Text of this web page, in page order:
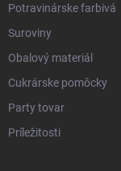
Potravinárske farbivá
Suroviny
Obalový materiál
Cukrárske pomôcky
Party tovar
Príležitosti